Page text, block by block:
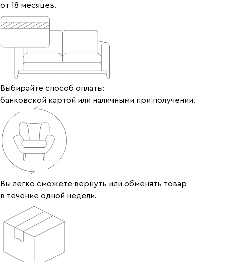
от 18 месяцев.
Выбирайте способ оплаты:
банковской картой или наличными при получении.
Вы легко сможете вернуть или обменять товар
в течение одной недели.